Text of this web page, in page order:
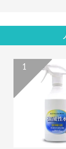
1